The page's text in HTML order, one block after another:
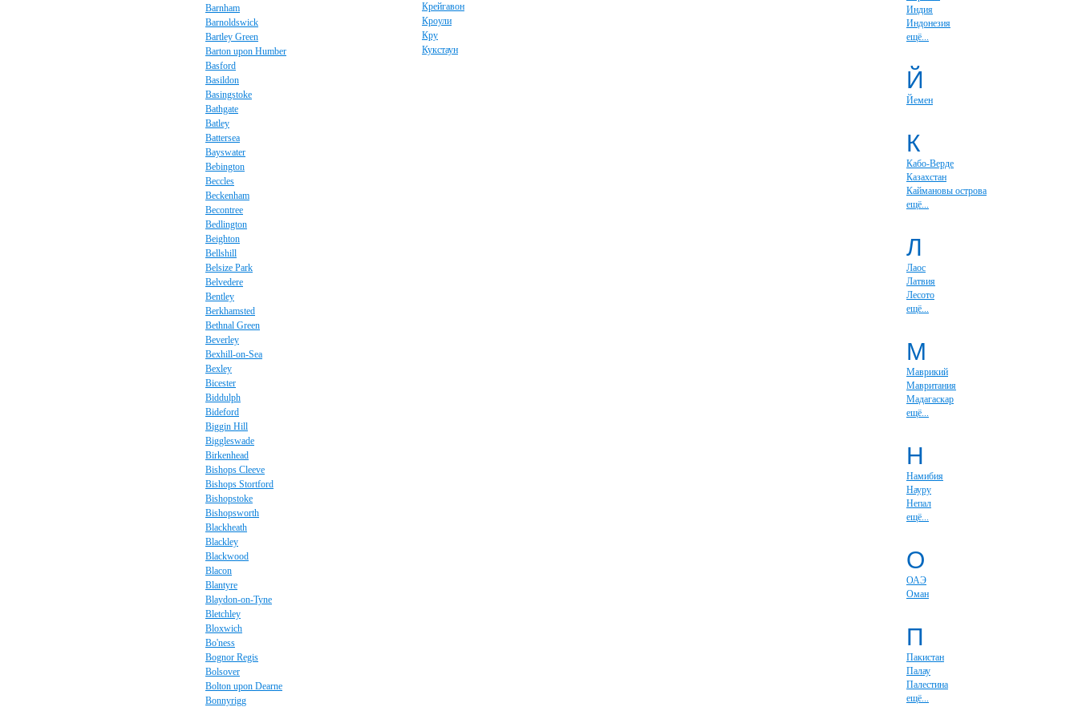
Barnham
Barnoldswick
Bartley Green
Barton upon Humber
Basford
Basildon
Basingstoke
Bathgate
Batley
Battersea
Bayswater
Bebington
Beccles
Beckenham
Becontree
Bedlington
Beighton
Bellshill
Belsize Park
Belvedere
Bentley
Berkhamsted
Bethnal Green
Beverley
Bexhill-on-Sea
Bexley
Bicester
Biddulph
Bideford
Biggin Hill
Biggleswade
Birkenhead
Bishops Cleeve
Bishops Stortford
Bishopstoke
Bishopsworth
Blackheath
Blackley
Blackwood
Blacon
Blantyre
Blaydon-on-Tyne
Bletchley
Bloxwich
Bo'ness
Bognor Regis
Bolsover
Bolton upon Dearne
Bonnyrigg
Крейгавон
Кроули
Кру
Кукстаун
Индия
Индонезия
ещё...
Й
Йемен
К
Кабо-Верде
Казахстан
Каймановы острова
ещё...
Л
Лаос
Латвия
Лесото
ещё...
М
Маврикий
Мавритания
Мадагаскар
ещё...
Н
Намибия
Науру
Непал
ещё...
О
ОАЭ
Оман
П
Пакистан
Палау
Палестина
ещё...